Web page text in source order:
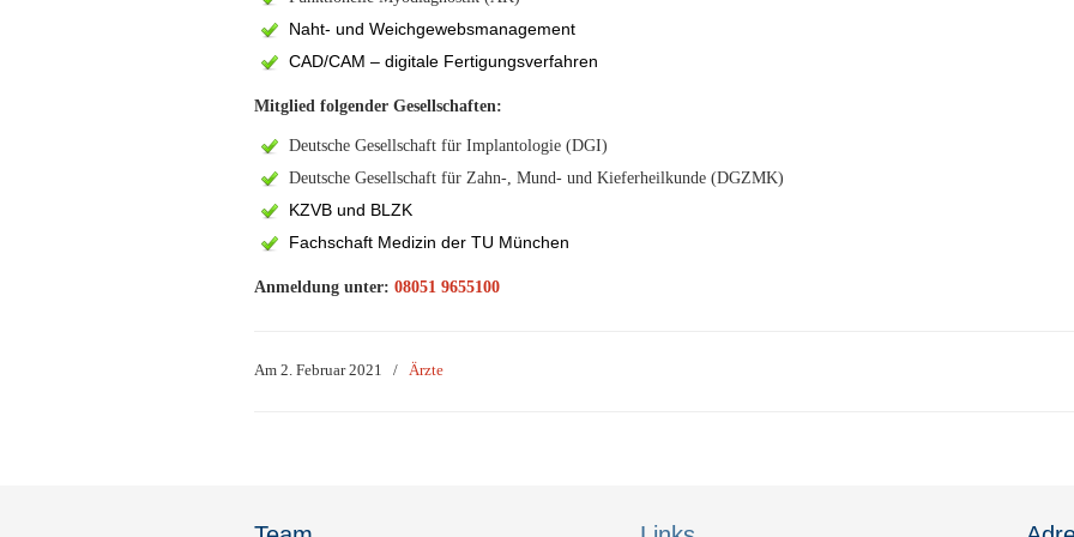
Naht- und Weichgewebsmanagement
CAD/CAM – digitale Fertigungsverfahren
Mitglied folgender Gesellschaften:
Deutsche Gesellschaft für Implantologie (DGI)
Deutsche Gesellschaft für Zahn-, Mund- und Kieferheilkunde (DGZMK)
KZVB und BLZK
Fachschaft Medizin der TU München
Anmeldung unter: 08051 9655100
Am 2. Februar 2021 / Ärzte